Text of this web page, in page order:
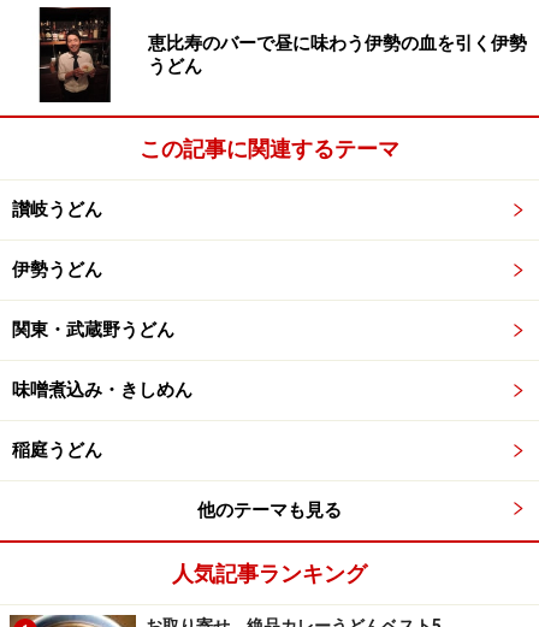
〒762-0046
香川県坂出市富士見町1丁目8-5
TEL 0877-46-3882
製粉所ルート
【日讃製粉株式会社
小売対応は自社代表銘柄の緑あひる1キロ入り。25キロ
いり業務用。
緑水晶は25キロ袋のみ。
業務用販売では各社小麦粉も取り扱い。
問い合わせ先
恵比寿のバーで昼に味わう伊勢の血を引く伊勢
うどん
この記事に関連するテーマ
讃岐うどん
伊勢うどん
関東・武蔵野うどん
味噌煮込み・きしめん
稲庭うどん
他のテーマも見る
人気記事ランキング